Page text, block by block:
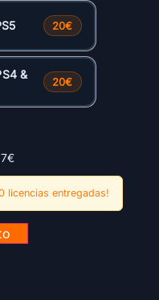
20€
&
20€
€
licencias entregadas!